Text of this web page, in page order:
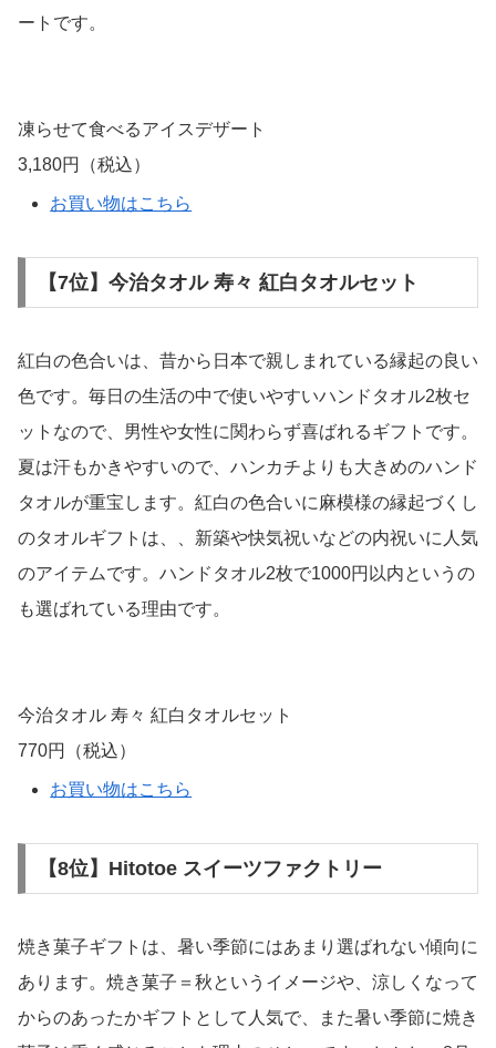
夏といえば、暑い夏を涼しく過ごせるギフトを贈りたいで
すよね。だけどアイスクリームギフトは、持ち運ぶことが
出来ず、クール便で自宅に郵送しなければならないため、
しば。凍らせて食べるアイスデザートは、常温で保存し、
ツなのです。持ち運ぶ事もできますし、通常の宅急便で郵
送し、贈った相手にも常温で保存してもらえるので、保管
場所も選びません。暑い夏だからこそ贈りたいアイスデザ
ートです。
3,180円（税込）